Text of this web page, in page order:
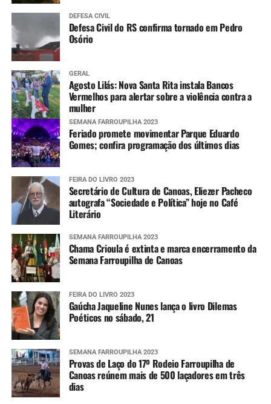
Mais informações
Informações sobre os pontos com bloqueios parciais e
totais nas estradas do RS e situação das barragens, além
meteorológico podem ser conferidas nos links abaixo.
Pontos de bloqueios parciais e totais nas
rodovias
Situação das barragens
Aviso e alertas da Defesa Civil estadual
Imagens do radar meteorológico da Defesa
Civil estadual
Alertas
Para aumentar o nível de prevenção, as pessoas podem se
cadastrar para receberem os alertas meteorológicos da
Defesa Civil estadual. Para isso, é necessário enviar o CEP
da localidade por SMS para o número 40199. Em seguida,
uma confirmação é enviada, tornando o número
disponível para receber as informações sempre que elas
forem divulgadas.
DEFESA CIVIL
Defesa Civil do RS confirma tornado em Pedro
Osório
GERAL
Agosto Lilás: Nova Santa Rita instala Bancos
Vermelhos para alertar sobre a violência contra a
mulher
SEMANA FARROUPILHA 2023
Feriado promete movimentar Parque Eduardo
Gomes; confira programação dos últimos dias
FEIRA DO LIVRO 2023
Secretário de Cultura de Canoas, Eliezer Pacheco
autografa “Sociedade e Política” hoje no Café
Literário
SEMANA FARROUPILHA 2023
Chama Crioula é extinta e marca encerramento da
Semana Farroupilha de Canoas
FEIRA DO LIVRO 2023
Gaúcha Jaqueline Nunes lança o livro Dilemas
Poéticos no sábado, 21
SEMANA FARROUPILHA 2023
Provas de Laço do 17º Rodeio Farroupilha de
Canoas reúnem mais de 500 laçadores em três
dias